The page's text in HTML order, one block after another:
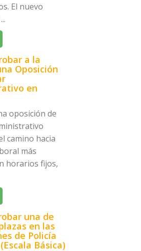
El nuevo
a la
Oposición
en
oposición de
camino hacia
más
horarios fijos,
una de
en las
de Policía
Básica)